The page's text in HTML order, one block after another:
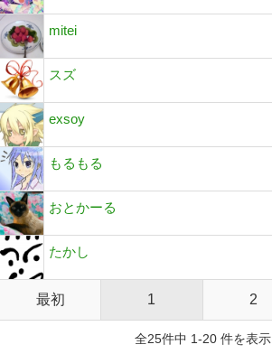
mitei
スズ
exsoy
もるもる
おとかーる
たかし
最初 1 2
全25件中 1-20 件を表示